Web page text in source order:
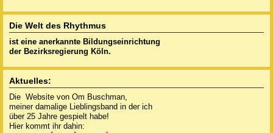
Die Welt des Rhythmus
ist eine anerkannte Bildungseinrichtung
der Bezirksregierung Köln.
Aktuelles:
Die Website von Om Buschman,
meiner damalige Lieblingsband in der ich
über 25 Jahre gespielt habe!
Hier kommt ihr dahin: